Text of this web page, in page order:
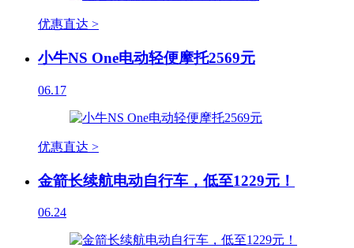
优惠直达 >
小牛NS One电动轻便摩托2569元
06.17
优惠直达 >
金箭长续航电动自行车，低至1229元！
06.24